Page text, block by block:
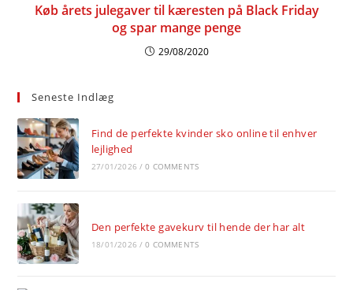
Køb årets julegaver til kæresten på Black Friday
og spar mange penge
29/08/2020
Seneste Indlæg
Find de perfekte kvinder sko online til enhver
lejlighed
27/01/2026 / 0 COMMENTS
Den perfekte gavekurv til hende der har alt
18/01/2026 / 0 COMMENTS